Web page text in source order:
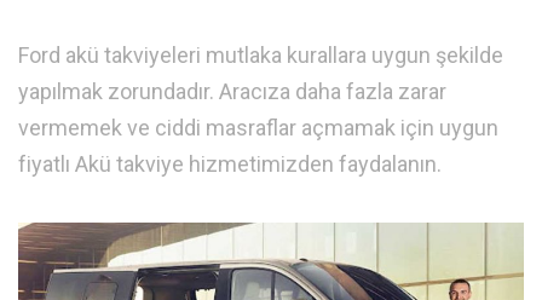
Ford akü takviyeleri mutlaka kurallara uygun şekilde
yapılmak zorundadır. Aracıza daha fazla zarar
vermemek ve ciddi masraflar açmamak için uygun
fiyatlı Akü takviye hizmetimizden faydalanın.